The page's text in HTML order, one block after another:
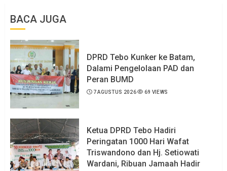
BACA JUGA
DPRD Tebo Kunker ke Batam,
Dalami Pengelolaan PAD dan
Peran BUMD
7 AGUSTUS 2026 69 VIEWS
Ketua DPRD Tebo Hadiri
Peringatan 1000 Hari Wafat
Triswandono dan Hj. Setiowati
Wardani, Ribuan Jamaah Hadir